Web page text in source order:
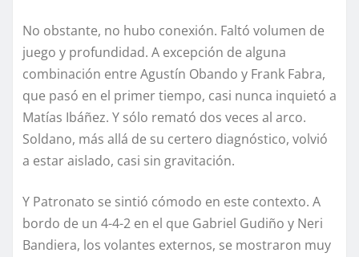
No obstante, no hubo conexión. Faltó volumen de
juego y profundidad. A excepción de alguna
combinación entre Agustín Obando y Frank Fabra,
que pasó en el primer tiempo, casi nunca inquietó a
Matías Ibáñez. Y sólo remató dos veces al arco.
Soldano, más allá de su certero diagnóstico, volvió
a estar aislado, casi sin gravitación.
Y Patronato se sintió cómodo en este contexto. A
bordo de un 4-4-2 en el que Gabriel Gudiño y Neri
Bandiera, los volantes externos, se mostraron muy